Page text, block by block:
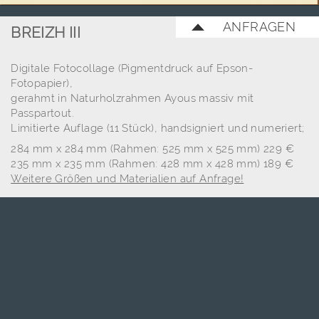
ANFRAGEN
BREIZH III
Digitale Fotocollage (Pigmentdruck auf Epson-
Fotopapier),
gerahmt in Naturholzrahmen Ayous massiv mit
Passpartout.
Limitierte Auflage (11 Stück), handsigniert und numeriert;
284 mm x 284 mm (Rahmen: 525 mm x 525 mm) 229 €
235 mm x 235 mm (Rahmen: 428 mm x 428 mm) 189 €
Weitere Größen und Materialien auf Anfrage!